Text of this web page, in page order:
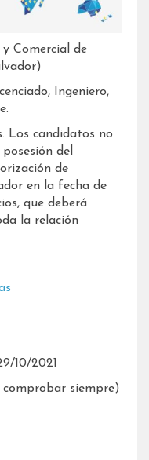
Comercial de
Ingeniero,
Los candidatos no
del
de
en la fecha de
que deberá
la relación
10/2021
comprobar siempre)